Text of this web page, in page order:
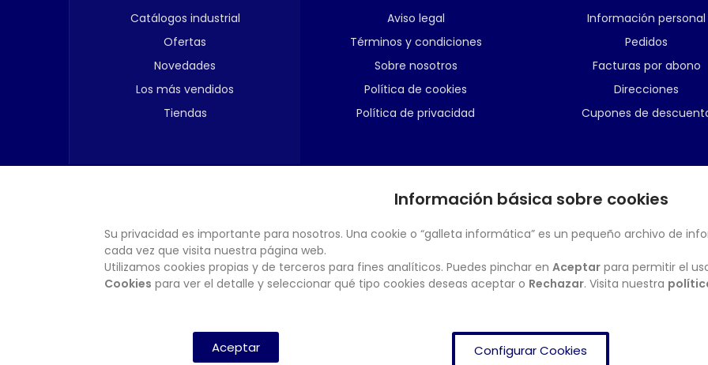
Catálogos industrial
Ofertas
Novedades
Los más vendidos
Tiendas
Aviso legal
Términos y condiciones
Sobre nosotros
Política de cookies
Política de privacidad
Información personal
Pedidos
Facturas por abono
Direcciones
Cupones de
BOLETÍN
Información básica sobre cookies
Su privacidad es importante para nosotros. Una cookie o “galleta informática” es un pequeño archivo de
cada vez que visita nuestra página web.
Utilizamos cookies propias y de terceros para fines analíticos. Puedes pinchar en Aceptar para permitir el
Cookies para ver el detalle y seleccionar qué tipo cookies deseas aceptar o Rechazar. Visita nuestra
Aceptar Configurar Cookies